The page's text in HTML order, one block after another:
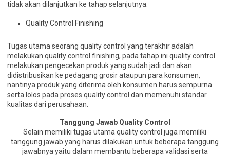
tidak akan dilanjutkan ke tahap selanjutnya.
Quality Control Finishing
Tugas utama seorang quality control yang terakhir adalah
melakukan quality control finishing, pada tahap ini quality control
melakukan pengecekan produk yang sudah jadi dan akan
didistribusikan ke pedagang grosir ataupun para konsumen,
nantinya produk yang diterima oleh konsumen harus sempurna
serta lolos pada proses quality control dan memenuhi standar
kualitas dari perusahaan.
Tanggung Jawab Quality Control
Selain memiliki tugas utama quality control juga memiliki
tanggung jawab yang harus dilakukan untuk beberapa tanggung
jawabnya yaitu dalam membantu beberapa validasi serta